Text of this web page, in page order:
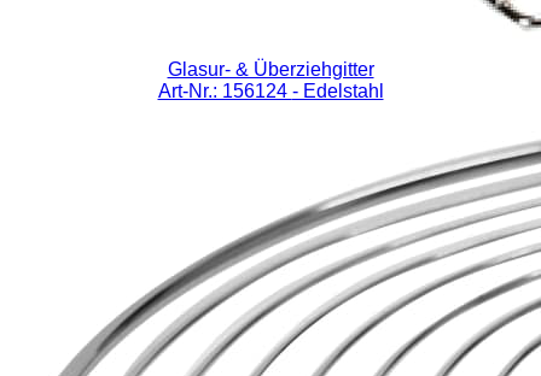
Glasur- & Überziehgitter
Art-Nr.: 156124 - Edelstahl